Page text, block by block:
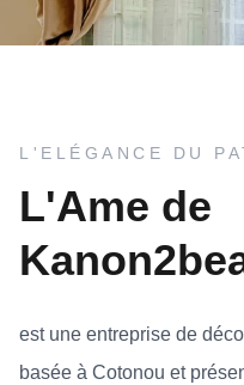
L'ELÉGANCE DU
L'Ame de
est une entreprise de
basée à Cotonou et